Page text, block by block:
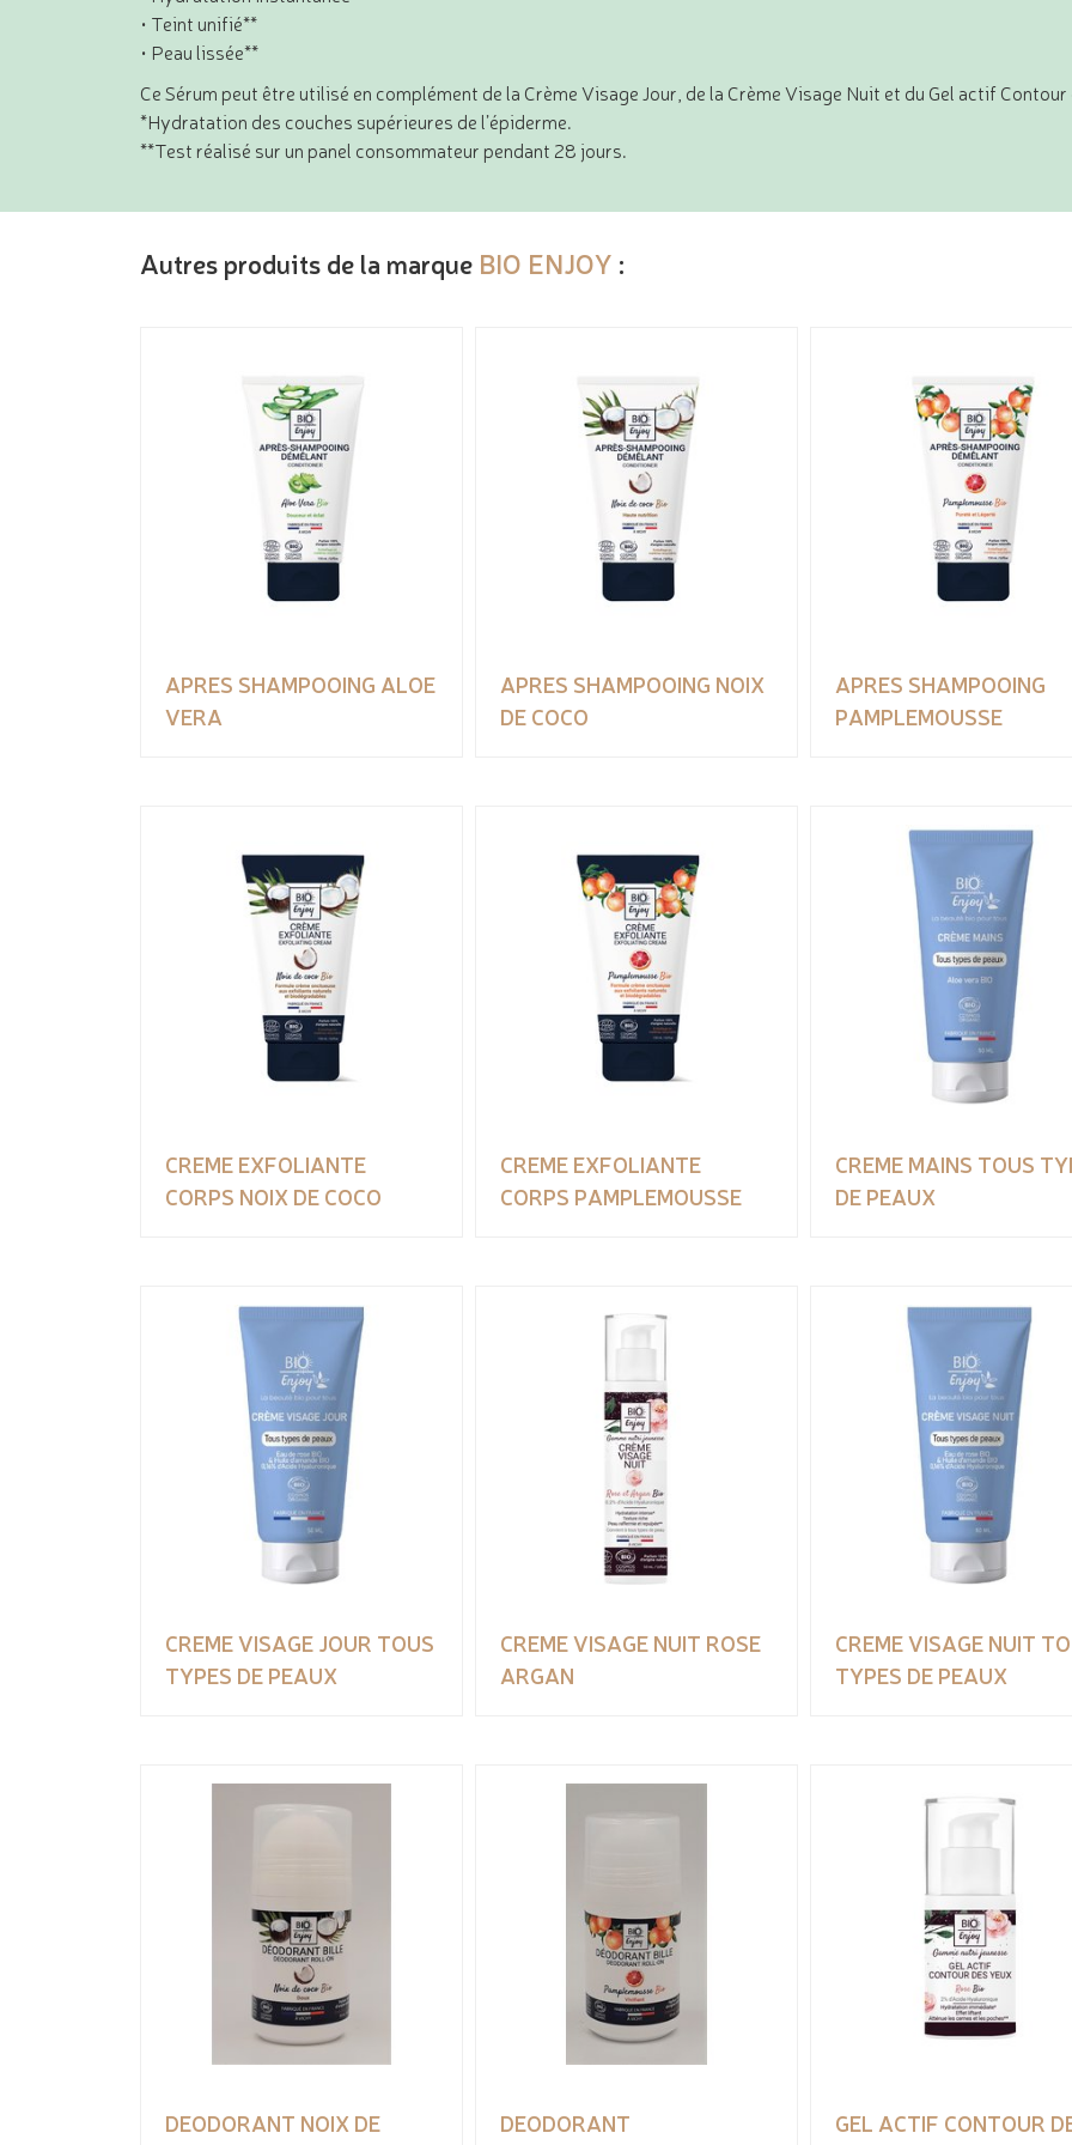
• Teint unifié**
• Peau lissée**
Ce Sérum peut être utilisé en complément de la Crème Visage Jour, de la Crème Visage Nuit et du Gel actif
*Hydratation des couches supérieures de l’épiderme.
**Test réalisé sur un panel consommateur pendant 28 jours.
Autres produits de la marque BIO ENJOY :
APRES SHAMPOOING ALOE
VERA
APRES SHAMPOOING NOIX
DE COCO
APRES SHAMPOOING
PAMPLEMOUSSE
CREME EXFOLIANTE
CORPS NOIX DE COCO
CREME EXFOLIANTE
CORPS PAMPLEMOUSSE
CREME MAINS TOUS
DE PEAUX
CREME VISAGE JOUR TOUS
TYPES DE PEAUX
CREME VISAGE NUIT ROSE
ARGAN
CREME VISAGE NUIT
TYPES DE PEAUX
DEODORANT NOIX DE
DEODORANT
GEL ACTIF CONTOUR